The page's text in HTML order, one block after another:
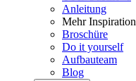
Anleitung
Mehr Inspiration
Broschüre
Do it yourself
Aufbauteam
Blog